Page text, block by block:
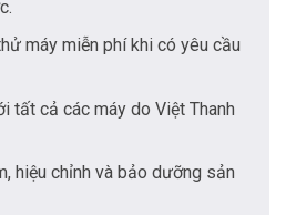
máy miễn phí khi có yêu cầu
tất cả các máy do Việt Thanh
hiệu chỉnh và bảo dưỡng sản